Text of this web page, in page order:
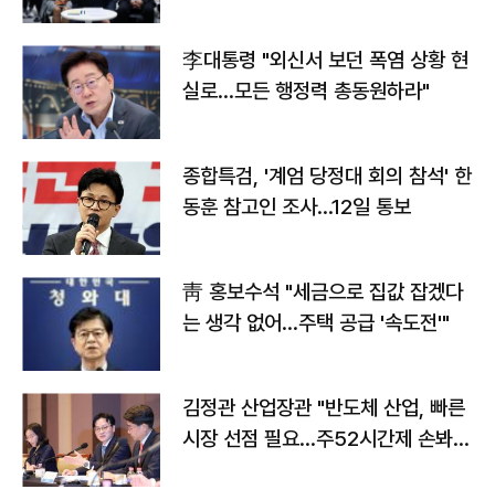
李대통령 "외신서 보던 폭염 상황 현
실로…모든 행정력 총동원하라"
종합특검, '계엄 당정대 회의 참석' 한
동훈 참고인 조사...12일 통보
靑 홍보수석 "세금으로 집값 잡겠다
는 생각 없어…주택 공급 '속도전'"
김정관 산업장관 "반도체 산업, 빠른
시장 선점 필요…주52시간제 손봐